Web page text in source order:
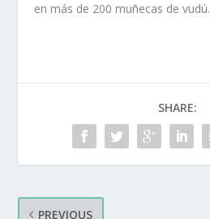
en más de 200 muñecas de vudú.
SHARE:
PREVIOUS